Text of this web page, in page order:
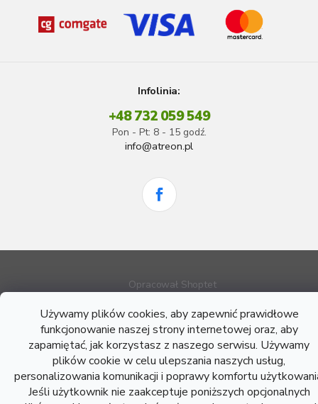
Używamy plików cookies, aby zapewnić prawidłowe
funkcjonowanie naszej strony internetowej oraz, aby
zapamiętać, jak korzystasz z naszego serwisu. Używamy
plików cookie w celu ulepszania naszych usług,
personalizowania komunikacji i poprawy komfortu
Jeśli użytkownik nie zaakceptuje poniższych opcjonalnych
Infolinia:
+48 732 059 549
Pon - Pt: 8 - 15 godź.
info@atreon.pl
Opracował Shoptet
Copyright 2026Atreon - Wyroby hutnicze. Wszystkie prawa
zastrzeżone.